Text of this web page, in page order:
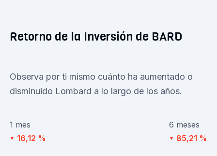
Retorno de la Inversión de BARD
Observa por ti mismo cuánto ha aumentado o
disminuido Lombard a lo largo de los años.
1 mes
▼ 16,12 %
6 meses
▼ 85,21 %